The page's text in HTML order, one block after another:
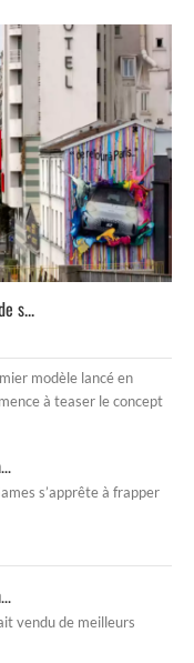
s...
modèle lancé en
à teaser le concept
s’apprête à frapper
vendu de meilleurs